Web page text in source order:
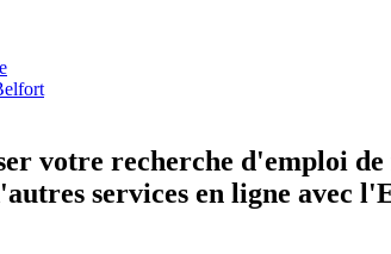
votre recherche d'emploi de
services en ligne avec l'